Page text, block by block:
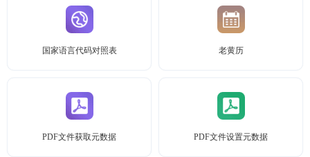
国家语言代码对照表 老黄历
PDF文件获取元数据 PDF文件设置元数据